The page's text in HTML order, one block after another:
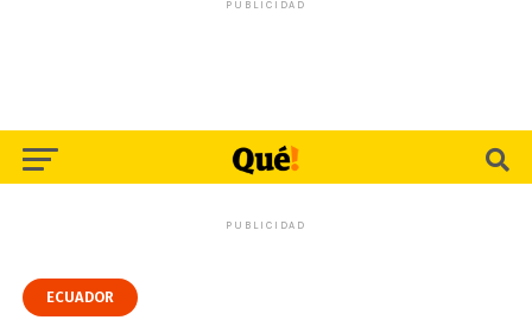
PUBLICIDAD
PUBLICIDAD
ECUADOR